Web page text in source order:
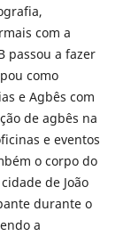
com a
passou a fazer
como
e Agbês com
de agbês na
e eventos
o corpo do
de João
durante o
a